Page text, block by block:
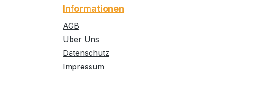
Informationen
AGB
Über Uns
Datenschutz
Impressum